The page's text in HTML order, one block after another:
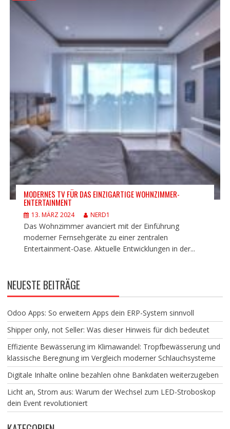
MODERNES TV FÜR DAS EINZIGARTIGE WOHNZIMMER-
ENTERTAINMENT
13. MÄRZ 2024 NERD1
Das Wohnzimmer avanciert mit der Einführung
moderner Fernsehgeräte zu einer zentralen
Entertainment-Oase. Aktuelle Entwicklungen in der...
NEUESTE BEITRÄGE
Odoo Apps: So erweitern Apps dein ERP-System sinnvoll
Shipper only, not Seller: Was dieser Hinweis für dich bedeutet
Effiziente Bewässerung im Klimawandel: Tropfbewässerung und
klassische Beregnung im Vergleich moderner Schlauchsysteme
Digitale Inhalte online bezahlen ohne Bankdaten weiterzugeben
Licht an, Strom aus: Warum der Wechsel zum LED-Stroboskop
dein Event revolutioniert